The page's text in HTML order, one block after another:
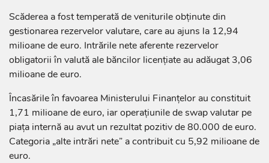
Scăderea a fost temperată de veniturile obținute din
gestionarea rezervelor valutare, care au ajuns la 12,94
milioane de euro. Intrările nete aferente rezervelor
obligatorii în valută ale băncilor licențiate au adăugat 3,06
milioane de euro.
Încasările în favoarea Ministerului Finanțelor au constituit
1,71 milioane de euro, iar operațiunile de swap valutar pe
piața internă au avut un rezultat pozitiv de 80.000 de euro.
Categoria „alte intrări nete” a contribuit cu 5,92 milioane de
euro.